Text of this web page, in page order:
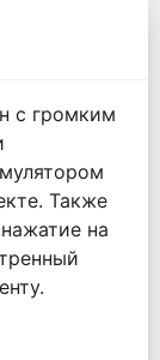
с громким
Также
на